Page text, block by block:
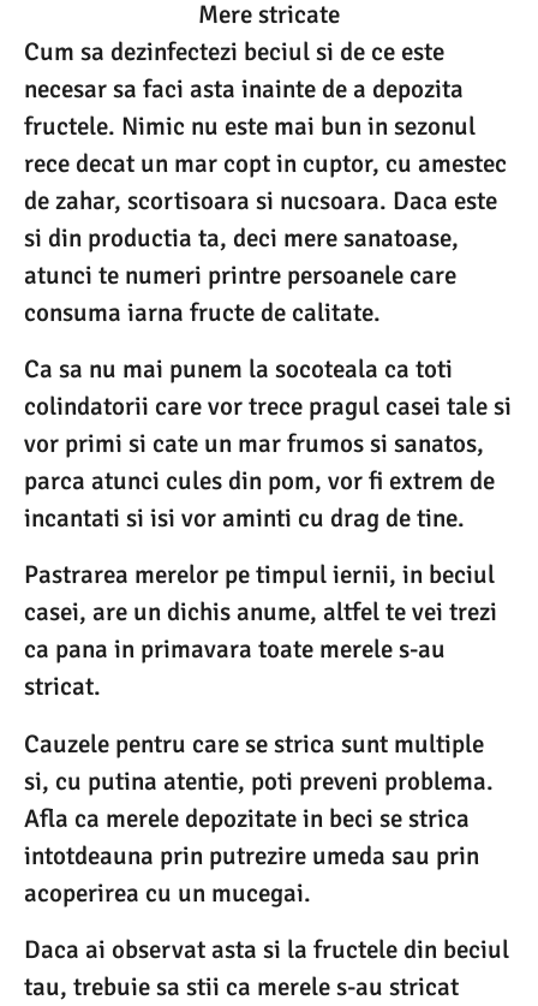
Mere stricate
Cum sa dezinfectezi beciul si de ce este
necesar sa faci asta inainte de a depozita
fructele. Nimic nu este mai bun in sezonul
rece decat un mar copt in cuptor, cu amestec
de zahar, scortisoara si nucsoara. Daca este
si din productia ta, deci mere sanatoase,
atunci te numeri printre persoanele care
consuma iarna fructe de calitate.
Ca sa nu mai punem la socoteala ca toti
colindatorii care vor trece pragul casei tale si
vor primi si cate un mar frumos si sanatos,
parca atunci cules din pom, vor fi extrem de
incantati si isi vor aminti cu drag de tine.
Pastrarea merelor pe timpul iernii, in beciul
casei, are un dichis anume, altfel te vei trezi
ca pana in primavara toate merele s-au
stricat.
Cauzele pentru care se strica sunt multiple
si, cu putina atentie, poti preveni problema.
Afla ca merele depozitate in beci se strica
intotdeauna prin putrezire umeda sau prin
acoperirea cu un mucegai.
Daca ai observat asta si la fructele din beciul
tau, trebuie sa stii ca merele s-au stricat